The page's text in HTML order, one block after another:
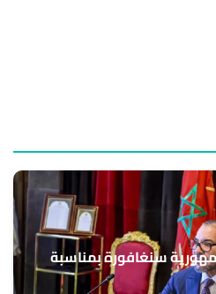
سنغافورة بمناسبة